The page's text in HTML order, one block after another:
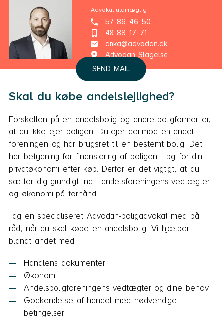
Advokatfuldmægtig
57 86 46 50
48 88 17 71
anka@advodan.dk
Advodan Slagelse
SEND MAIL
Skal du købe andelslejlighed?
Forskellen på en andelsbolig og andre boligformer er,
at du ikke ejer boligen. Du ejer derimod en andel i
foreningen og har brugsret til en bestemt bolig. Det
har betydning for finansiering af boligen - og for din
privatøkonomi efter køb. Derfor er det vigtigt, at du
sætter dig grundigt ind i andelsforeningens vedtægter
og økonomi på forhånd.
Tag en specialiseret Advodan-boligadvokat med på
råd, når du skal købe en andelsbolig. Vi hjælper
blandt andet med:
Handlens dokumenter
Økonomi
Andelsboligforeningens vedtægter og dine behov
Godkendelse af handel med nødvendige
betingelser